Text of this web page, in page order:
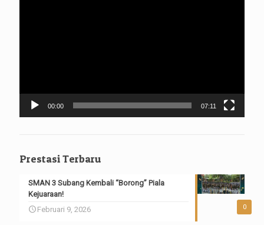
00:00 07:11
Prestasi Terbaru
0
SMAN 3 Subang Kembali “Borong” Piala
Kejuaraan!
Februari 9, 2026